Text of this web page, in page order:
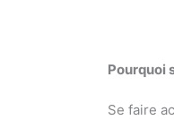
Pourquoi
Se faire